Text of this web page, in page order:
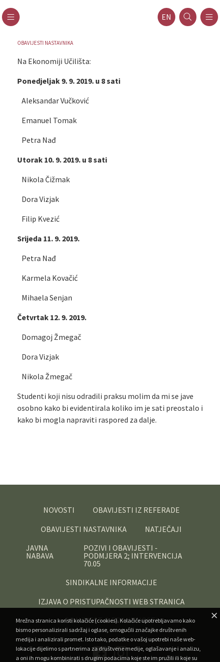
EN
OBAVIJESTI NASTAVNIKA
Na Ekonomiji Učilišta:
Ponedjeljak 9. 9. 2019. u 8 sati
Aleksandar Vučković
Emanuel Tomak
Petra Nađ
Utorak 10. 9. 2019. u 8 sati
Nikola Čižmak
Dora Vizjak
Filip Kvezić
Srijeda 11. 9. 2019.
Petra Nađ
Karmela Kovačić
Mihaela Senjan
Četvrtak 12. 9. 2019.
Domagoj Žmegač
Dora Vizjak
Nikola Žmegač
Studenti koji nisu odradili praksu molim da mi se jave
osobno kako bi evidentirala koliko im je sati preostalo i
kako bi mogla napraviti raspored za dalje.
NOVOSTI
OBAVIJESTI IZ REFERADE
OBAVIJESTI NASTAVNIKA
NATJEČAJI
JAVNA
NABAVA
POZIVI I OBAVIJESTI -
PODMJERA 2; INTERVENCIJA
70.05
SINDIKALNE INFORMACIJE
IZJAVA O PRISTUPAČNOSTI WEB STRANICA
OBAVIJEST O PRIVATNOSTI
Mrežna stranica koristi kolačiće (cookies). Kolačiće upotrebljavamo kako
bismo personalizirali sadržaj i oglase, omogućili značajke društvenih
medija i analizirali promet. Isto tako, podatke o vašoj upotrebi naše web-
lokacije dijelimo s partnerima za društvene medije, oglašavanje i analizu,
a oni ih mogu kombinirati s drugim podacima koje ste im pružili ili koje su